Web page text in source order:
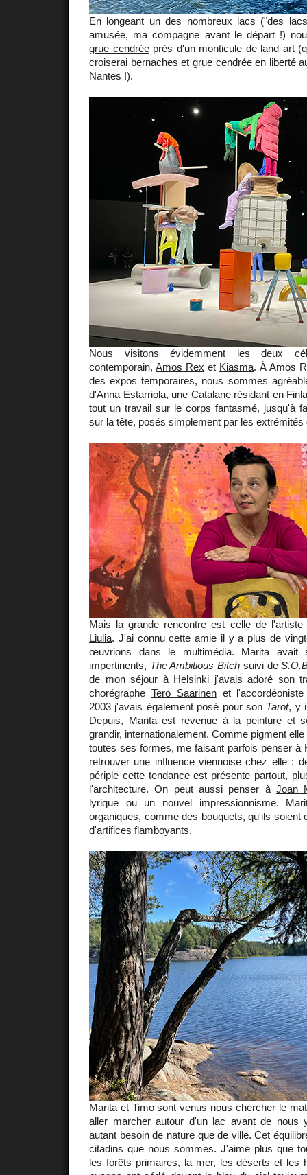
En longeant un des nombreux lacs ("des
amusée, ma compagne avant le départ !)
grue cendréeprès d'un monticule de land art
croiserai bernaches et grue cendrée en liberté
Nantes !).
Nous visitons évidemment les deux
contemporain, Amos Rex et Kiasma. À Amos
des expos temporaires, nous sommes
d'Anna Estarriola, une Catalane résidant en
tout un travail sur le corps fantasmé, jusqu'à
sur la tête, posés simplement par les
Mais la grande rencontre est celle de
Liulia. J'ai connu cette amie il y a plus de
œuvrions dans le multimédia. Marita avait
impertinents, The Ambitious Bitch suivi de
de mon séjour à Helsinki j'avais adoré son
chorégraphe Tero Saarinenet
2003 j'avais également posé pour son Tarot, y
Depuis, Marita est revenue à la peinture et
grandir, internationalement. Comme pigment
toutes ses formes, me faisant parfois penser à
retrouver une influence viennoise chez elle :
périple cette tendance est présente partout,
l'architecture. On peut aussi penser à Joan
lyrique ou un nouvel impressionnisme.
organiques, comme des bouquets, qu'ils soient
d'artifices flamboyants.
Marita et Timo sont venus nous chercher le
aller marcher autour d'un lac avant de nous
autant besoin de nature que de ville. Cet
citadins que nous sommes. J'aime plus que
les forêts primaires, la mer, les déserts et les